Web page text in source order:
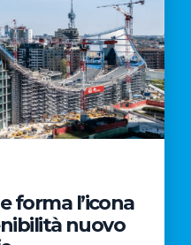
forma l’icona
nuovo
News